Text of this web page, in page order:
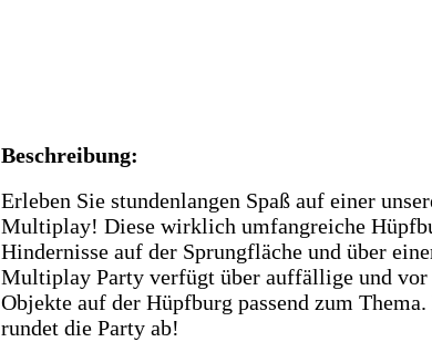
Beschreibung:
Erleben Sie stundenlangen Spaß auf einer
Multiplay! Diese wirklich umfangreiche
Hindernisse auf der Sprungfläche und über
Multiplay Party verfügt über auffällige und
Objekte auf der Hüpfburg passend zum
rundet die Party ab!